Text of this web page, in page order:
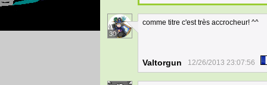
30
comme titre c'est très accrocheur! ^^
Valtorgun 12/26/2013 23:07:56